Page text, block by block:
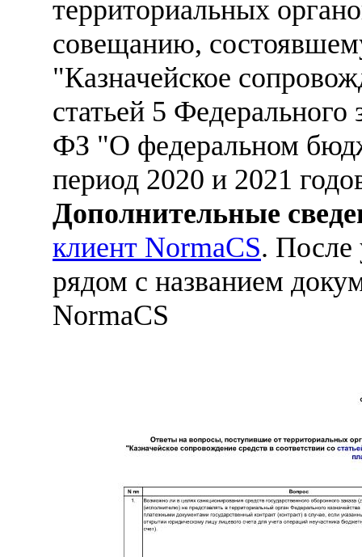
территориальных
совещанию,
"Казначейское
статьей 5 Федерального
ФЗ "О федеральном
период 2020 и 2021
Дополнительные
клиент NormaCS. После
рядом с названием
NormaCS